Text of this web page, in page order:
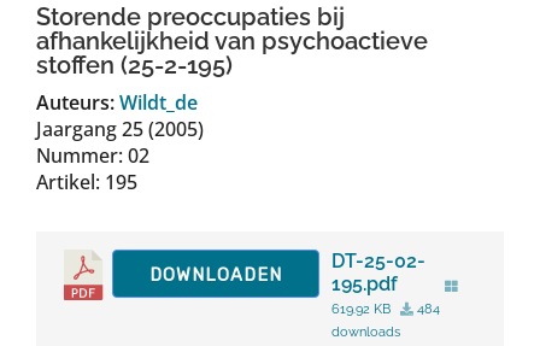
TDT Overzicht
Over Dth
Contact
Storende preoccupaties bij
afhankelijkheid van psychoactieve
stoffen (25-2-195)
Auteurs:Wildt_de
Jaargang 25 (2005)
Nummer: 02
Artikel: 195
DOWNLOADEN
DT-25-02-
195.pdf
619.92 KB
484
downloads